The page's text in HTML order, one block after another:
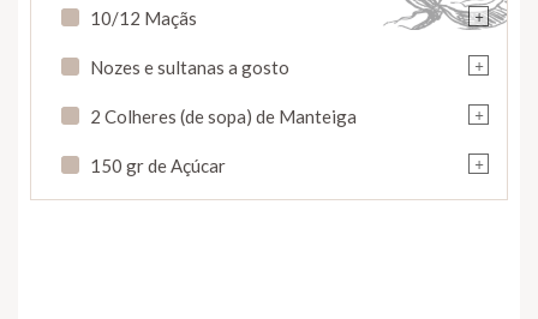
+
10/12 Maçãs
+
Nozes e sultanas a gosto
+
2 Colheres (de sopa) de Manteiga
+
150 gr de Açúcar